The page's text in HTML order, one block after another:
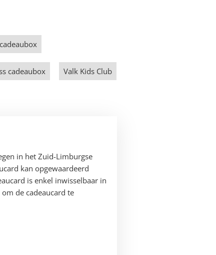
cadeaubox Valk Kids Club
in het Zuid-Limburgse
kan opgewaardeerd
is enkel inwisselbaar in
de cadeaucard te